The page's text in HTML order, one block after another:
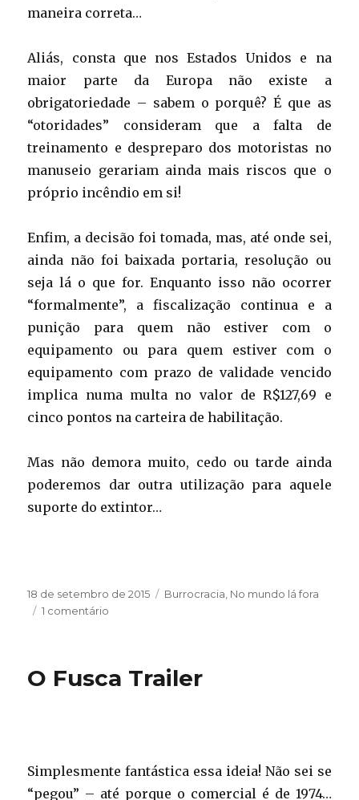
maneira correta…
Aliás, consta que nos Estados Unidos e na
maior parte da Europa não existe a
obrigatoriedade – sabem o porquê? É que as
“otoridades” consideram que a falta de
treinamento e despreparo dos motoristas no
manuseio gerariam ainda mais riscos que o
próprio incêndio em si!
Enfim, a decisão foi tomada, mas, até onde sei,
ainda não foi baixada portaria, resolução ou
seja lá o que for. Enquanto isso não ocorrer
“formalmente”, a fiscalização continua e a
punição para quem não estiver com o
equipamento ou para quem estiver com o
equipamento com prazo de validade vencido
implica numa multa no valor de R$127,69 e
cinco pontos na carteira de habilitação.
Mas não demora muito, cedo ou tarde ainda
poderemos dar outra utilização para aquele
suporte do extintor…
Publicado
em
18 de setembro de 2015 Categorias
Burrocracia, No mundo lá fora
1 comentário
O Fusca Trailer
Simplesmente fantástica essa ideia! Não sei se
“pegou” – até porque o comercial é de 1974…